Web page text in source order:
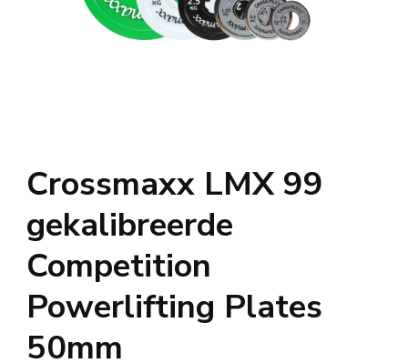
Crossmaxx LMX 99
gekalibreerde
Competition
Powerlifting Plates
50mm